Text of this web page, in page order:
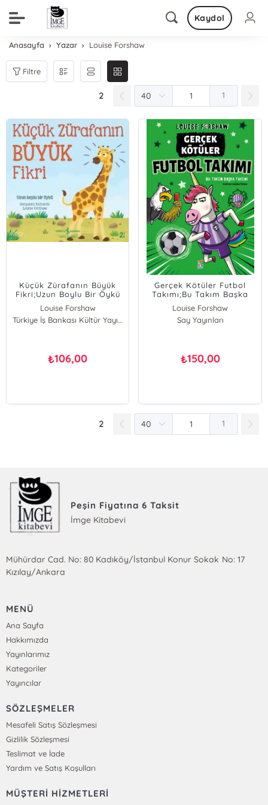
Kaydol
Anasayfa Yazar Louise Forshaw
Filtre
2 1
Küçük Zürafanın Büyük
Fikri;Uzun Boylu Bir Öykü
Louise Forshaw
Benjamin Richards
Türkiye İş Bankası Kültür Yayınları
₺106,00
Gerçek Kötüler Futbol
Takımı;Bu Takım Başka
Takım!
Louise Forshaw
Say Yayınları
₺150,00
2 1
Peşin Fiyatına 6 Taksit
İmge Kitabevi
Mühürdar Cad. No: 80 Kadıköy/İstanbul Konur Sokak No: 17
Kızılay/Ankara
MENÜ
Ana Sayfa
Hakkımızda
Yayınlarımız
Kategoriler
Yayıncılar
SÖZLEŞMELER
Mesafeli Satış Sözleşmesi
Gizlilik Sözleşmesi
Teslimat ve İade
Yardım ve Satış Koşulları
MÜŞTERİ HİZMETLERİ